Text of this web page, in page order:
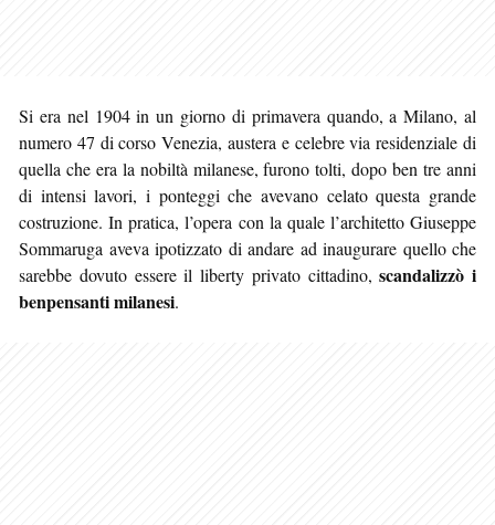
Si era nel 1904 in un giorno di primavera quando, a Milano, al
numero 47 di corso Venezia, austera e celebre via residenziale di
quella che era la nobiltà milanese, furono tolti, dopo ben tre anni
di intensi lavori, i ponteggi che avevano celato questa grande
costruzione. In pratica, l’opera con la quale l’architetto Giuseppe
Sommaruga aveva ipotizzato di andare ad inaugurare quello che
sarebbe dovuto essere il liberty privato cittadino,scandalizzò i
benpensanti milanesi.